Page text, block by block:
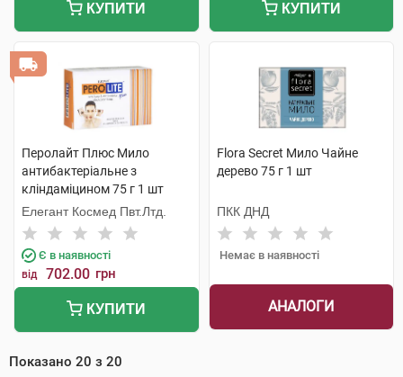
КУПИТИ КУПИТИ
Перолайт Плюс Мило
антибактеріальне з
кліндаміцином 75 г 1 шт
Елегант Космед Пвт.Лтд.
Є в наявності
від 702.00 грн
КУПИТИ
Flora Secret Мило Чайне
дерево 75 г 1 шт
ПКК ДНД
Немає в наявності
АНАЛОГИ
Показано 20 з 20